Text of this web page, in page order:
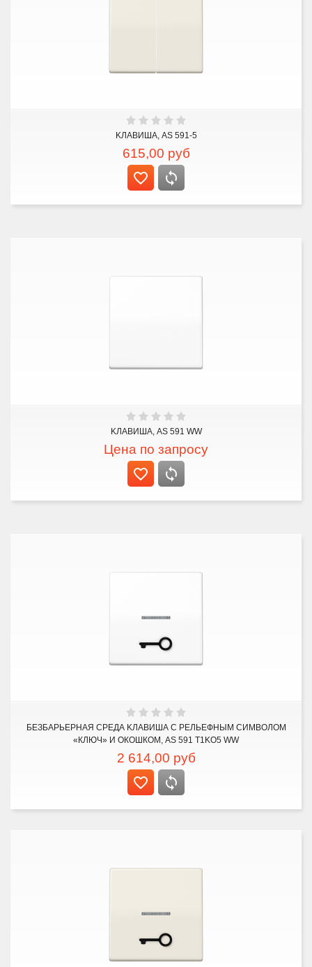
KЛАВИША, AS 591-5
615,00 руб
KЛАВИША, AS 591 WW
Цена по запросу
БЕЗБАРЬЕРНАЯ СРЕДА KЛАВИША С РЕЛЬЕФНЫМ СИМВОЛОМ
«КЛЮЧ» И ОКОШКОМ, AS 591 T1KO5 WW
2 614,00 руб